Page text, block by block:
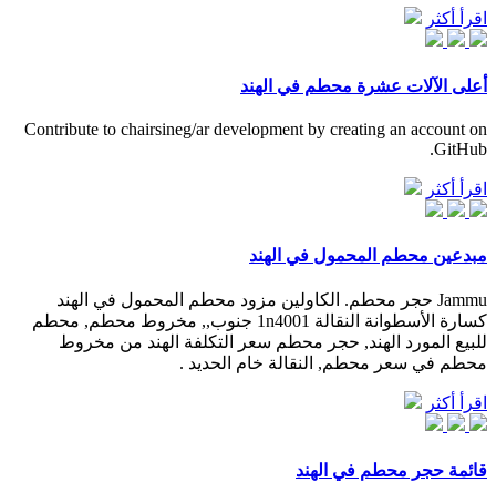
اقرأ أكثر
أعلى الآلات عشرة محطم في الهند
Contribute to chairsineg/ar development by creating an account on
GitHub.
اقرأ أكثر
مبدعين محطم المحمول في الهند
Jammu حجر محطم. الكاولين مزود محطم المحمول في الهند
كسارة الأسطوانة النقالة 1n4001 جنوب,, مخروط محطم, محطم
للبيع المورد الهند, حجر محطم سعر التكلفة الهند من مخروط
محطم في سعر محطم, النقالة خام الحديد .
اقرأ أكثر
قائمة حجر محطم في الهند